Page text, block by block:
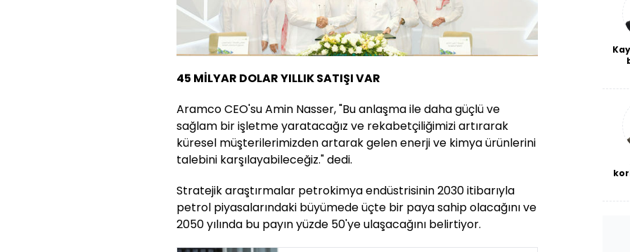
45 MİLYAR DOLAR YILLIK SATIŞI VAR
Aramco CEO'su Amin Nasser, "Bu anlaşma ile daha güçlü ve
sağlam bir işletme yaratacağız ve rekabetçiliğimizi artırarak
küresel müşterilerimizden artarak gelen enerji ve kimya ürünlerini
talebini karşılayabileceğiz." dedi.
Stratejik araştırmalar petrokimya endüstrisinin 2030 itibarıyla
petrol piyasalarındaki büyümede üçte bir paya sahip olacağını ve
2050 yılında bu payın yüzde 50'ye ulaşacağını belirtiyor.